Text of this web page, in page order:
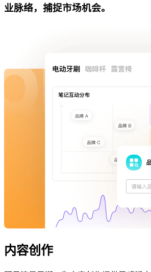
业脉络，捕捉市场机会。
内容创作